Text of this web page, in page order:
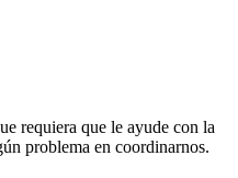
requiera que le ayude con la
problema en coordinarnos.